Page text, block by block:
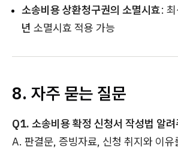
소송비용 상환청구권의 소멸시효:
년 소멸시효 적용 가능
8. 자주 묻는 질문
Q1. 소송비용 확정 신청서 작성법 알
A. 판결문, 증빙자료, 신청 취지와 이